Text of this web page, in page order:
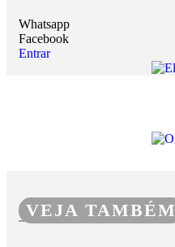
Whatsapp
Facebook
Entrar
VEJA TAMBÉM